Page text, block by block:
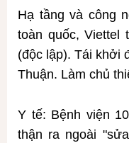
Hạ tầng và công
toàn quốc, Viettel
(độc lập). Tái khởi
Thuận. Làm chủ
Y tế: Bệnh viện
thận ra ngoài